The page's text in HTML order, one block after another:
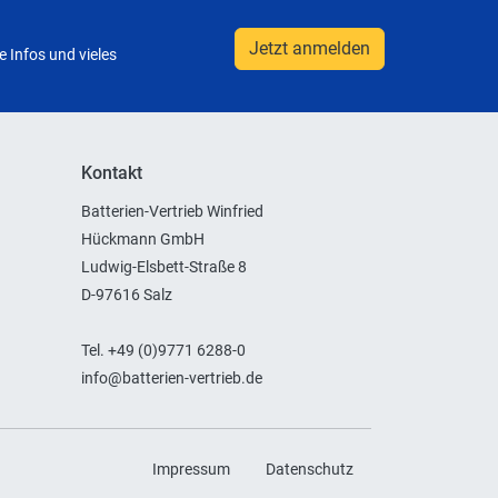
Infos und vieles Jetzt anmelden
Kontakt
Batterien-Vertrieb Winfried
Hückmann GmbH
Ludwig-Elsbett-Straße 8
D-97616 Salz
Tel. +49 (0)9771 6288-0
info@batterien-vertrieb.de
Impressum Datenschutz